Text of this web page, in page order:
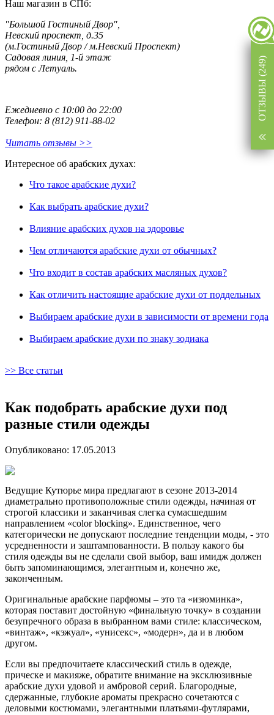
Наш магазин в СПб:
"Большой Гостиный Двор",
Невский проспект, д.35
(м.Гостиный Двор / м.Невский Проспект)
Садовая линия, 1-й этаж
рядом с Летуаль.
Ежедневно с 10:00 до 22:00
Телефон: 8 (812) 911-88-02
Читать отзывы >>
Интересное об арабских духах:
Что такое арабские духи?
Как выбрать арабские духи?
Влияние арабских духов на здоровье
Чем отличаются арабские духи от обычных?
Что входит в состав арабских масляных духов?
Как отличить настоящие арабские духи от поддельных
Выбираем арабские духи в зависимости от времени года
Выбираем арабские духи по знаку зодиака
>> Все статьи
Как подобрать арабские духи под
разные стили одежды
Опубликовано: 17.05.2013
Ведущие Кутюрье мира предлагают в сезоне 2013-2014
диаметрально противоположные стили одежды, начиная от
строгой классики и заканчивая слегка сумасшедшим
направлением «сolor blocking». Единственное, чего
категорически не допускают последние тенденции моды, - это
усредненности и заштампованности. В пользу какого бы
стиля одежды вы не сделали свой выбор, ваш имидж должен
быть запоминающимся, элегантным и, конечно же,
законченным.
Оригинальные арабские парфюмы – это та «изюминка»,
которая поставит достойную «финальную точку» в создании
безупречного образа в выбранном вами стиле: классическом,
«винтаж», «кэжуал», «унисекс», «модерн», да и в любом
другом.
Если вы предпочитаете классический стиль в одежде,
прическе и макияже, обратите внимание на эксклюзивные
арабские духи удовой и амбровой серий. Благородные,
сдержанные, глубокие ароматы прекрасно сочетаются с
деловыми костюмами, элегантными платьями-футлярами,
ОТЗЫВЫ (249)